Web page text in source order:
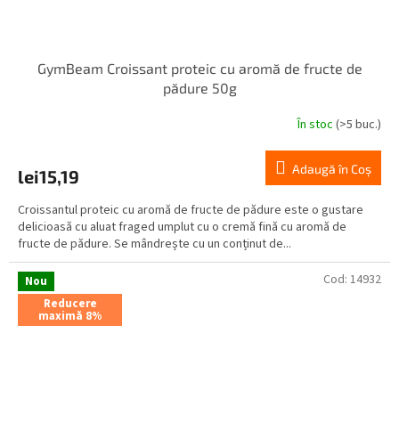
GymBeam Croissant proteic cu aromă de fructe de
pădure 50g
În stoc (>5 buc.)
lei15,19 Adaugă în Coş
Croissantul proteic cu aromă de fructe de pădure este o gustare
delicioasă cu aluat fraged umplut cu o cremă fină cu aromă de
fructe de pădure. Se mândrește cu un conținut de...
Nou
Reducere
maximă 8%
Cod: 14932